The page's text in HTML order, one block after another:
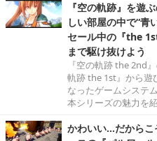
『空の軌跡』を遊
しい部屋の中で“
セール中の『the
まで駆け抜けよう
『空の軌跡 the 2nd
軌跡 the 1st』から遊
なったゲームシステ
本シリーズの魅力を
かわいい…だからこ